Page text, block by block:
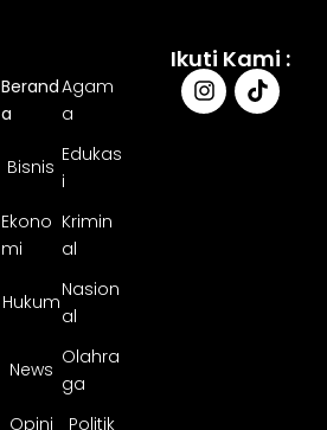
Berand
a
Agam
a
Bisnis
Edukas
i
Ekono
mi
Krimin
al
Hukum
Nasion
al
News
Olahra
ga
Opini
Politik
Ikuti Kami :